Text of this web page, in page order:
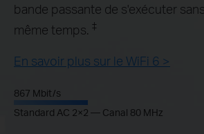
bande passante de s'exécuter
même temps. ‡
En savoir plus sur le WiFi 6 >
867 Mbit/s
Standard AC 2×2 — Canal 80 MHz